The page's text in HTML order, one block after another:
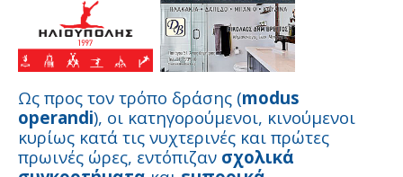
Ως προς τον τρόπο δράσης (modus
operandi), οι κατηγορούμενοι, κινούμενοι
κυρίως κατά τις νυχτερινές και πρώτες
πρωινές ώρες, εντόπιζαν σχολικά